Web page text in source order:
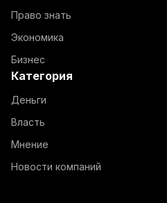
Право знать
Экономика
Бизнес
Категория
Деньги
Власть
Мнение
Новости компаний